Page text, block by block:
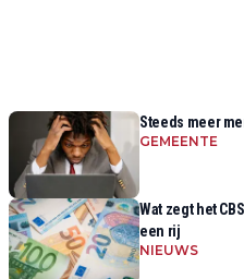
Steeds meer
GEMEENTE
Wat zegt het
een rij
NIEUWS